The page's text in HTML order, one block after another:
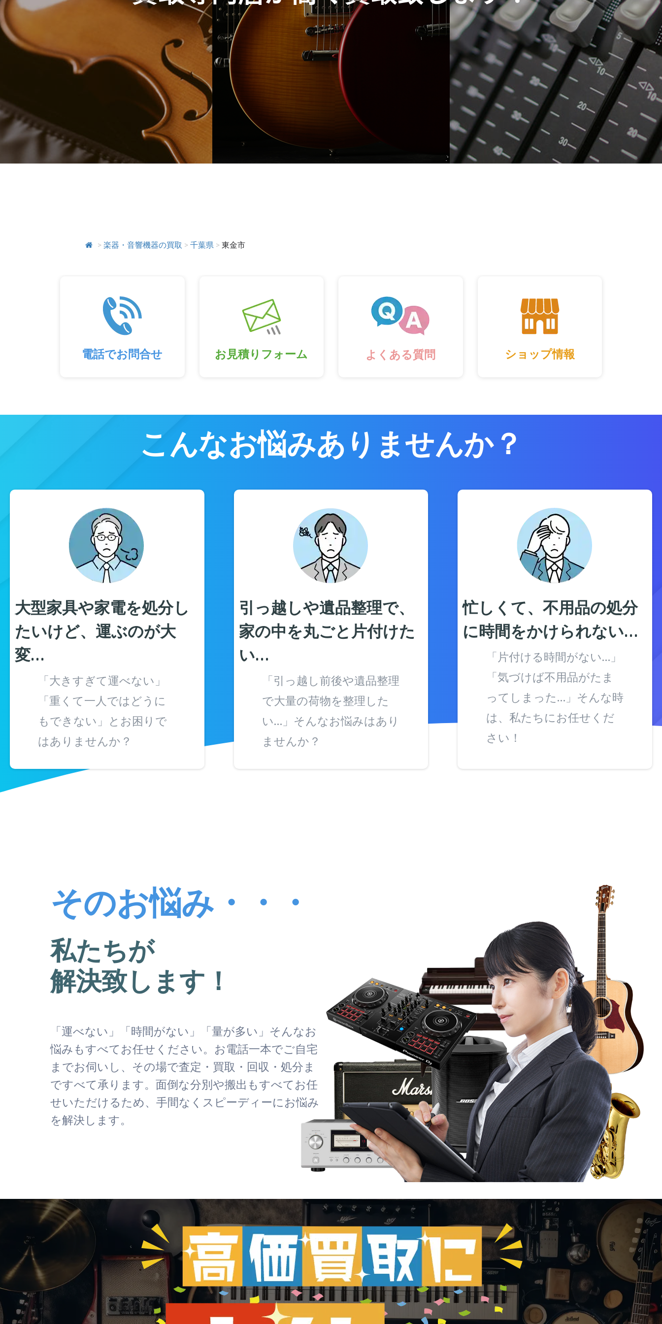
> 楽器・音響機器の買取 > 千葉県 > 東金市
電話でお問合せ お見積りフォーム よくある質問 ショップ情報
こんなお悩みありませんか？
大型家具や家電を処分し
たいけど、運ぶのが大
変…
「大きすぎて運べない」
「重くて一人ではどうに
もできない」とお困りで
はありませんか？
引っ越しや遺品整理で、
家の中を丸ごと片付けた
い…
「引っ越し前後や遺品整理
で大量の荷物を整理した
い…」そんなお悩みはあり
ませんか？
忙しくて、不用品の処分
に時間をかけられない…
「片付ける時間がない…」
「気づけば不用品がたま
ってしまった…」そんな時
は、私たちにお任せくだ
さい！
そのお悩み・・・
私たちが
解決致します！
「運べない」「時間がない」「量が多い」そんなお
悩みもすべてお任せください。お電話一本でご自宅
までお伺いし、その場で査定・買取・回収・処分ま
ですべて承ります。面倒な分別や搬出もすべてお任
せいただけるため、手間なくスピーディーにお悩み
を解決します。